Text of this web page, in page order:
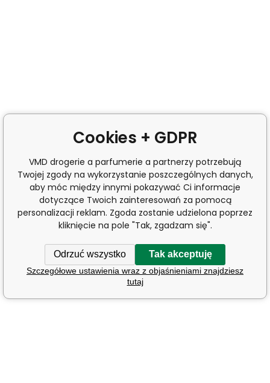
Cookies + GDPR
VMD drogerie a parfumerie a partnerzy potrzebują
Twojej zgody na wykorzystanie poszczególnych danych,
aby móc między innymi pokazywać Ci informacje
dotyczące Twoich zainteresowań za pomocą
personalizacji reklam. Zgoda zostanie udzielona poprzez
kliknięcie na pole "Tak, zgadzam się".
Odrzuć wszystko Tak akceptuję
Szczegółowe ustawienia wraz z objaśnieniami znajdziesz
tutaj